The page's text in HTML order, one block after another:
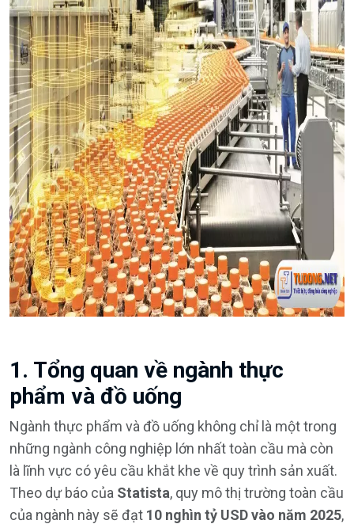
1. Tổng quan về ngành thực
phẩm và đồ uống
Ngành thực phẩm và đồ uống không chỉ là một trong
những ngành công nghiệp lớn nhất toàn cầu mà còn
là lĩnh vực có yêu cầu khắt khe về quy trình sản xuất.
Theo dự báo của Statista, quy mô thị trường toàn cầu
của ngành này sẽ đạt 10 nghìn tỷ USD vào năm 2025,